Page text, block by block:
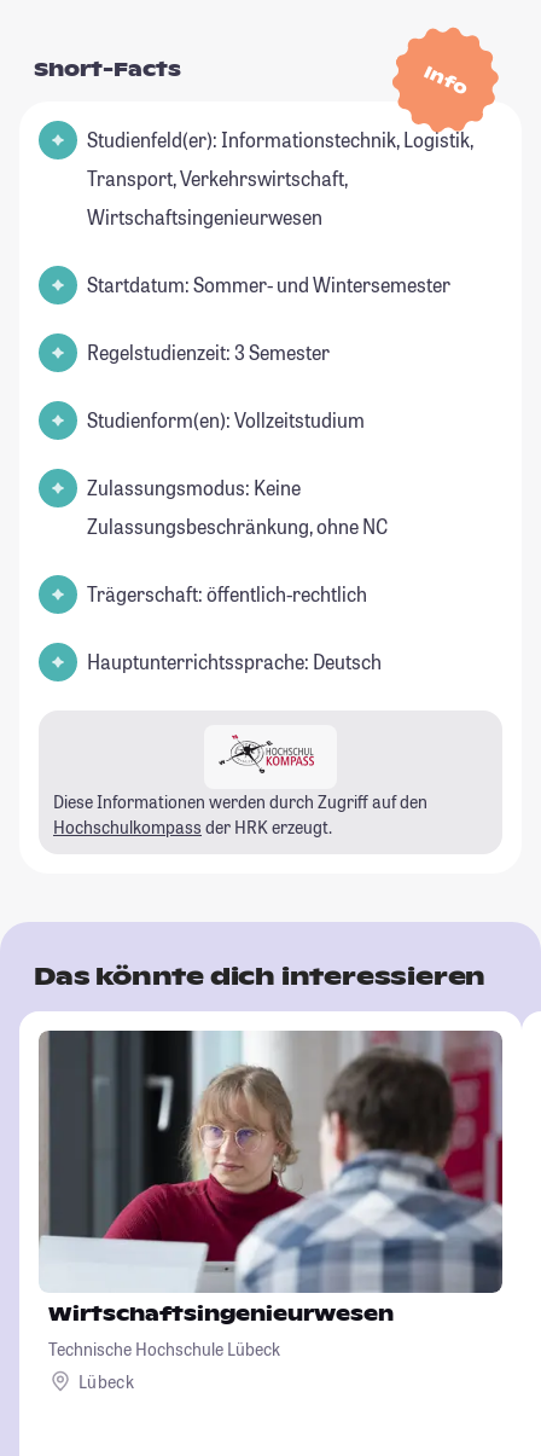
Info
Short-Facts
Studienfeld(er): Informationstechnik, Logistik,
Transport, Verkehrswirtschaft,
Wirtschaftsingenieurwesen
Startdatum: Sommer- und Wintersemester
Regelstudienzeit: 3 Semester
Studienform(en): Vollzeitstudium
Zulassungsmodus: Keine
Zulassungsbeschränkung, ohne NC
Trägerschaft: öffentlich-rechtlich
Hauptunterrichtssprache: Deutsch
Diese Informationen werden durch Zugriff auf den
Hochschulkompass der HRK erzeugt.
Das könnte dich interessieren
Wirtschaftsingenieurwesen
Technische Hochschule Lübeck
Lübeck